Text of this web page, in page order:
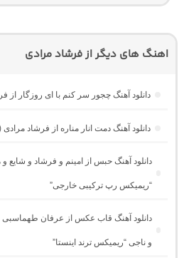
اهنگ های دیگر از فرشاد مرادی
دانلود آهنگ چجور سر کنم با ای روزگار
دانلود آهنگ دمت انار مناره از فرشاد
دانلود آهنگ حبس از امینم و فرشاد و شایع
“ریمیکس رپ ترکیبی خارجی”
دانلود آهنگ قاب عکس از عرفان طهماسبی
و ناجی “ریمیکس ترند اینستا”